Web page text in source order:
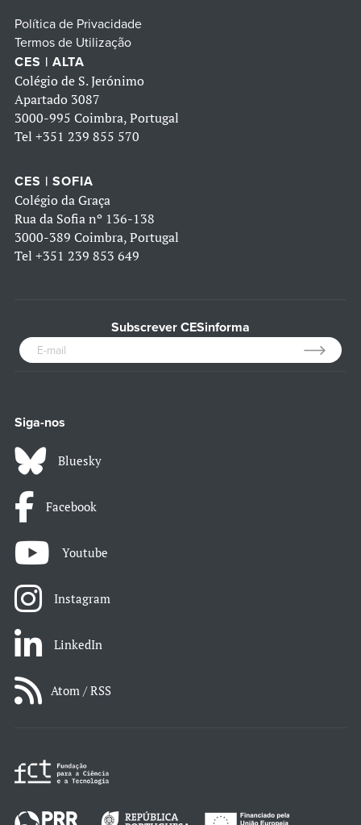
Política de Privacidade
Termos de Utilização
CES | ALTA
Colégio de S. Jerónimo
Apartado 3087
3000-995 Coimbra, Portugal
Tel +351 239 855 570
CES | SOFIA
Colégio da Graça
Rua da Sofia nº 136-138
3000-389 Coimbra, Portugal
Tel +351 239 853 649
Subscrever CESinforma
Siga-nos
Bluesky
Facebook
Youtube
Instagram
LinkedIn
Atom / RSS